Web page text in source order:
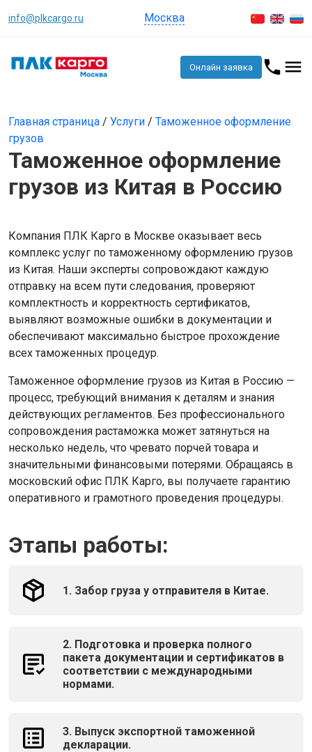
info@plkcargo.ru Москва
Онлайн заявка
Главная страница / Услуги / Таможенное оформление
грузов
Таможенное оформление
грузов из Китая в Россию
Компания ПЛК Карго в Москве оказывает весь
комплекс услуг по таможенному оформлению грузов
из Китая. Наши эксперты сопровождают каждую
отправку на всем пути следования, проверяют
комплектность и корректность сертификатов,
выявляют возможные ошибки в документации и
обеспечивают максимально быстрое прохождение
всех таможенных процедур.
Таможенное оформление грузов из Китая в Россию —
процесс, требующий внимания к деталям и знания
действующих регламентов. Без профессионального
сопровождения растаможка может затянуться на
несколько недель, что чревато порчей товара и
значительными финансовыми потерями. Обращаясь в
московский офис ПЛК Карго, вы получаете гарантию
оперативного и грамотного проведения процедуры.
Этапы работы:
1. Забор груза у отправителя в Китае.
2. Подготовка и проверка полного
пакета документации и сертификатов в
соответствии с международными
нормами.
3. Выпуск экспортной таможенной
декларации.